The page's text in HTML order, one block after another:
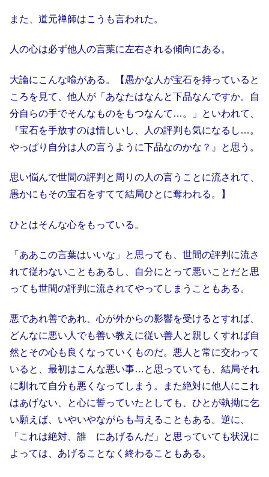
また、道元禅師はこうも言われた。
人の心は必ず他人の言葉に左右される傾向にある。
大論にこんな喩がある。【愚かな人が宝石を持っていると
ころを見て、他人が「あなたはなんと下品なんですか。自
分自らの手でそんなものをもつなんて…。」といわれて、
『宝石を手放すのは惜しいし、人の評判も気になるし…。
やっぱり自分は人の言うように下品なのかな？』と思う。
思い悩んで世間の評判と周りの人の言うことに流されて、
愚かにもその宝石をすてて結局ひとに奪われる。】
ひとはそんな心をもっている。
「ああこの言葉はいいな」と思っても、世間の評判に流さ
れて従わないこともあるし、自分にとって悪いことだと思
っても世間の評判に流されてやってしまうこともある。
悪であれ善であれ、心が外からの影響を受けるとすれば、
どんなに悪い人でも善い教えに従い善人と親しくすれば自
然とその心も良くなっていくものだ。悪人と常に交わって
いると、最初はこんな悪い事…と思っていても、結局それ
に馴れて自分も悪くなってしまう。また絶対に他人にこれ
はあげない、と心に誓っていたとしても、ひとが執拗に乞
い願えば、いやいやながらも与えることもある。逆に、
「これは絶対、誰ゝにあげるんだ」と思っていても状況に
よっては、あげることなく終わることもある。